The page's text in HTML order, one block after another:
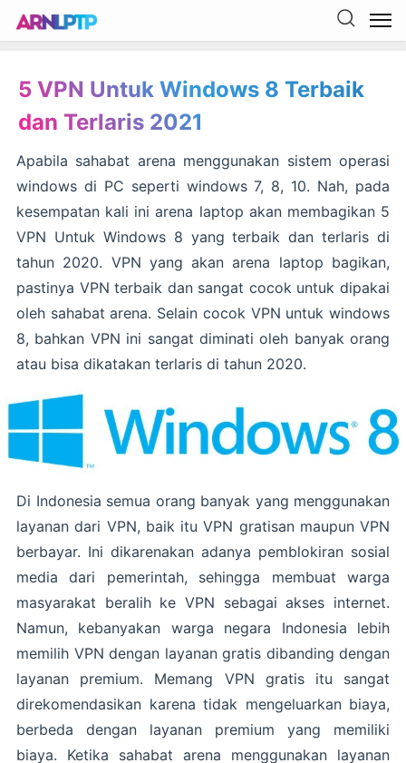
5 VPN Untuk Windows 8 Terbaik
dan Terlaris 2021
Apabila sahabat arena menggunakan sistem operasi
windows di PC seperti windows 7, 8, 10. Nah, pada
kesempatan kali ini arena laptop akan membagikan 5
VPN Untuk Windows 8 yang terbaik dan terlaris di
tahun 2020. VPN yang akan arena laptop bagikan,
pastinya VPN terbaik dan sangat cocok untuk dipakai
oleh sahabat arena. Selain cocok VPN untuk windows
8, bahkan VPN ini sangat diminati oleh banyak orang
atau bisa dikatakan terlaris di tahun 2020.
Di Indonesia semua orang banyak yang menggunakan
layanan dari VPN, baik itu VPN gratisan maupun VPN
berbayar. Ini dikarenakan adanya pemblokiran sosial
media dari pemerintah, sehingga membuat warga
masyarakat beralih ke VPN sebagai akses internet.
Namun, kebanyakan warga negara Indonesia lebih
memilih VPN dengan layanan gratis dibanding dengan
layanan premium. Memang VPN gratis itu sangat
direkomendasikan karena tidak mengeluarkan biaya,
berbeda dengan layanan premium yang memiliki
biaya. Ketika sahabat arena menggunakan layanan